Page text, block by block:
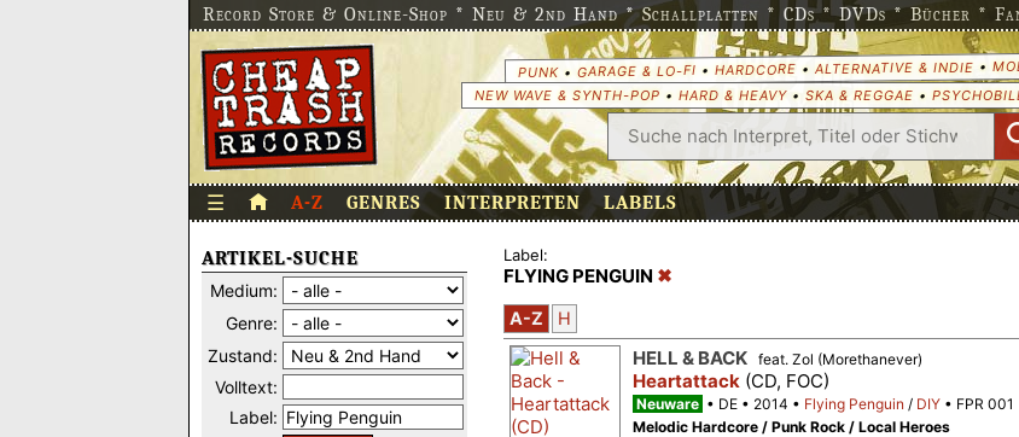
Record Store & Online-Shop * Neu & 2nd Hand * Schallplatten * CDs * DVDs * Bücher *
PUNK• GARAGE & LO-FI • HARDCORE • ALTERNATIVE & INDIE •
NEW WAVE & SYNTH-POP • HARD & HEAVY• SKA & REGGAE •
☰ A-Z GENRES INTERPRETEN LABELS
ARTIKEL-SUCHE
Medium:
Genre:
Zustand:
Volltext:
Label:
Label:
FLYING PENGUIN
A-Z H
HELL & BACK feat. Zol (Morethanever)
Heartattack (CD, FOC)
Neuware DE 2014 Flying Penguin / DIY
FPR 001
Melodic Hardcore / Punk Rock / Local Heroes